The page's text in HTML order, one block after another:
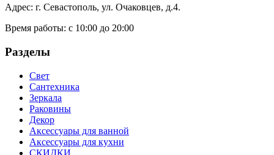
Адрес: г. Севастополь, ул. Очаковцев, д.4.
Время работы: с 10:00 до 20:00
Разделы
Свет
Сантехника
Зеркала
Раковины
Декор
Аксессуары для ванной
Аксессуары для кухни
СКИДКИ